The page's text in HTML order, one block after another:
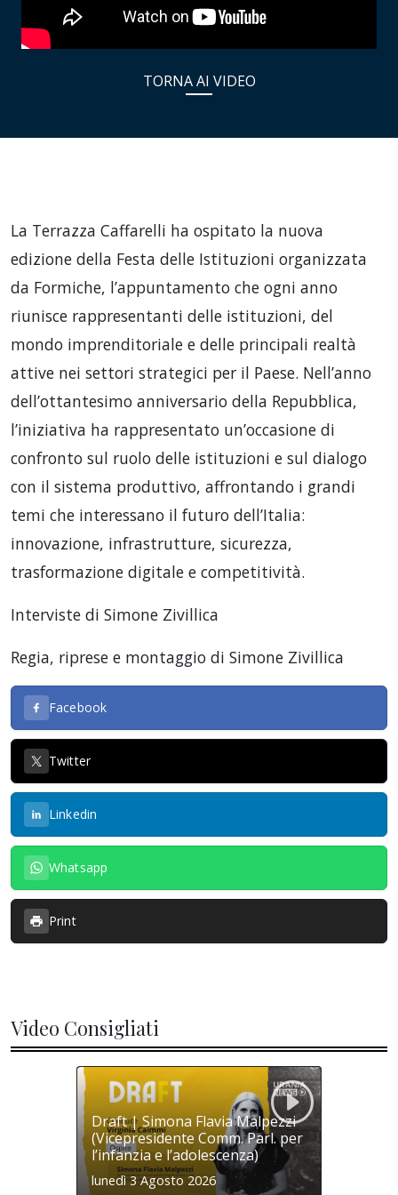
TORNA AI VIDEO
La Terrazza Caffarelli ha ospitato la nuova
edizione della Festa delle Istituzioni organizzata
da Formiche, l’appuntamento che ogni anno
riunisce rappresentanti delle istituzioni, del
mondo imprenditoriale e delle principali realtà
attive nei settori strategici per il Paese. Nell’anno
dell’ottantesimo anniversario della Repubblica,
l’iniziativa ha rappresentato un’occasione di
confronto sul ruolo delle istituzioni e sul dialogo
con il sistema produttivo, affrontando i grandi
temi che interessano il futuro dell’Italia:
innovazione, infrastrutture, sicurezza,
trasformazione digitale e competitività.
Interviste di Simone Zivillica
Regia, riprese e montaggio di Simone Zivillica
Facebook
Twitter
Linkedin
Whatsapp
Print
Video Consigliati
Draft | Simona Flavia Malpezzi
(Vicepresidente Comm. Parl. per
l’infanzia e l’adolescenza)
lunedì 3 Agosto 2026